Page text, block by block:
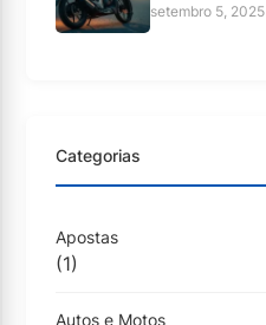
setembro 5, 2025
Categorias
Apostas
(1)
Autos e Motos